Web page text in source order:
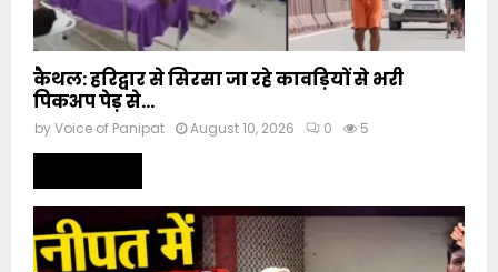
कैथल: हरिद्वार से सिरसा जा रहे कावड़ियों से भरी
पिकअप पेड़ से...
byVoice of Panipat August 10, 2026 0 5